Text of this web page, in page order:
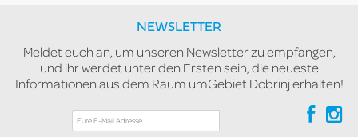
NEWSLETTER
Meldet euch an, um unseren Newsletter zu empfangen,
und ihr werdet unter den Ersten sein, die neueste
Informationen aus dem Raum umGebiet Dobrinj erhalten!